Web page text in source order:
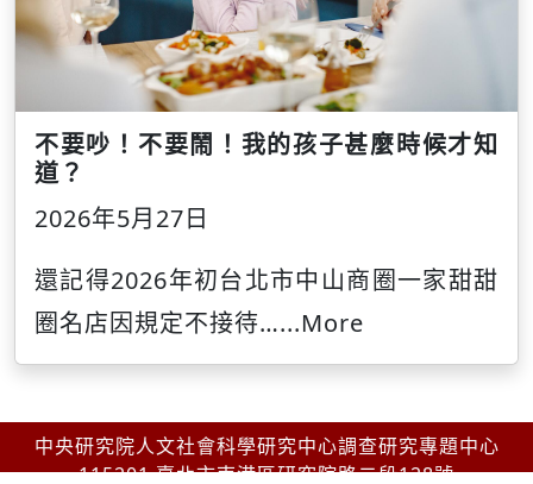
不要吵！不要鬧！我的孩子甚麼時候才知
道？
2026年5月27日
還記得2026年初台北市中山商圈一家甜甜
圈名店因規定不接待…...More
中央研究院人文社會科學研究中心調查研究專題中心
115201 臺北市南港區研究院路二段128號